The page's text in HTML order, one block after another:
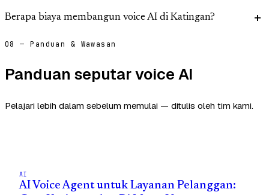
Berapa biaya membangun voice AI di Katingan?
08 — Panduan & Wawasan
Panduan seputar voice AI
Pelajari lebih dalam sebelum memulai — ditulis oleh tim kami.
AI
AI Voice Agent untuk Layanan Pelanggan: